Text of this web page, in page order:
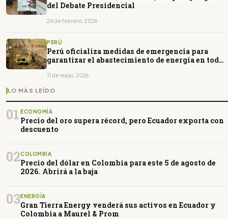
del Debate Presidencial
24 de febrero, 2026
PERÚ
Perú oficializa medidas de emergencia para
garantizar el abastecimiento de energía en todo
11 de mayo, 2026
LO MÁS LEÍDO
01 ECONOMÍA
Precio del oro supera récord, pero Ecuador exporta con
descuento
02COLOMBIA
Precio del dólar en Colombia para este 5 de agosto de
2026. Abrirá a la baja
03ENERGÍA
Gran Tierra Energy venderá sus activos en Ecuador y
Colombia a Maurel & Prom